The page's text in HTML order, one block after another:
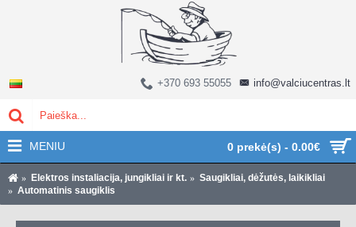
0 prekė(s) - 0.00€
+370 693 55055 info@valciucentras.lt
MENIU
Elektros instaliacija, jungikliai ir kt.
Saugikliai, dėžutės, laikikliai
Automatinis saugiklis